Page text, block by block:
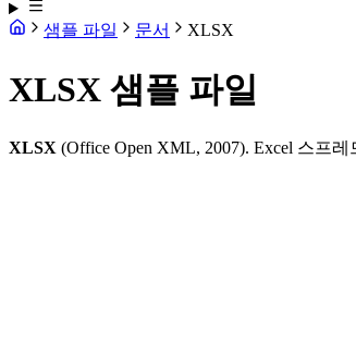
샘플 파일 문서 XLSX
XLSX 샘플 파일
XLSX (Office Open XML, 2007). Excel 스프